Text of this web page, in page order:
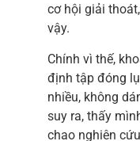
cơ hội giải
vậy.
Chính vì thế,
định tập đóng
nhiều, không
suy ra, thấy
chao nghiên